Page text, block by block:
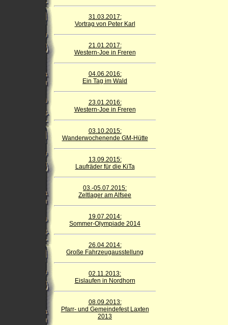
31.03.2017:
Vortrag von Peter Karl
21.01.2017:
Western-Joe in Freren
04.06.2016:
Ein Tag im Wald
23.01.2016:
Western-Joe in Freren
03.10.2015:
Wanderwochenende GM-Hütte
13.09.2015:
Laufräder für die KiTa
03.-05.07.2015:
Zeltlager am Alfsee
19.07.2014:
Sommer-Olympiade 2014
26.04.2014:
Große Fahrzeugausstellung
02.11.2013:
Eislaufen in Nordhorn
08.09.2013:
Pfarr- und Gemeindefest Laxten
2013